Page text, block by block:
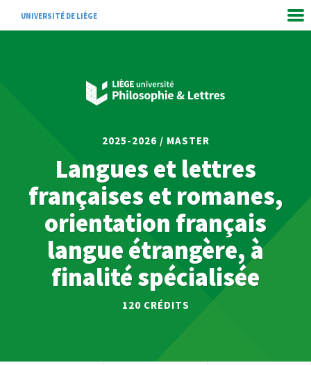
UNIVERSITÉ DE LIÈGE
2025-2026 / MASTER
Langues et lettres
françaises et romanes,
orientation français
langue étrangère, à
finalité spécialisée
120 CRÉDITS